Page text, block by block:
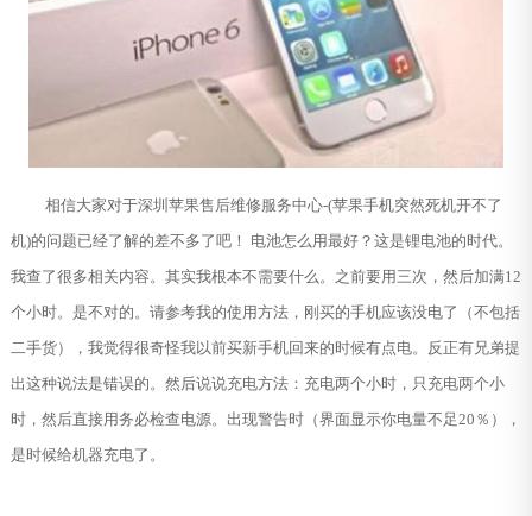
相信大家对于深圳苹果售后维修服务中心-(苹果手机突然死机开不了
机)的问题已经了解的差不多了吧！ 电池怎么用最好？这是锂电池的时代。
我查了很多相关内容。其实我根本不需要什么。之前要用三次，然后加满12
个小时。是不对的。请参考我的使用方法，刚买的手机应该没电了（不包括
二手货），我觉得很奇怪我以前买新手机回来的时候有点电。反正有兄弟提
出这种说法是错误的。然后说说充电方法：充电两个小时，只充电两个小
时，然后直接用务必检查电源。出现警告时（界面显示你电量不足20％），
是时候给机器充电了。